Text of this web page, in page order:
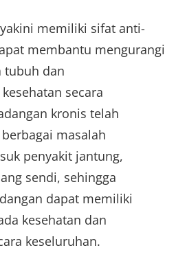
memiliki sifat anti-
membantu mengurangi
tubuh dan
secara
kronis telah
masalah
penyakit jantung,
sendi, sehingga
dapat memiliki
kesehatan dan
keseluruhan.